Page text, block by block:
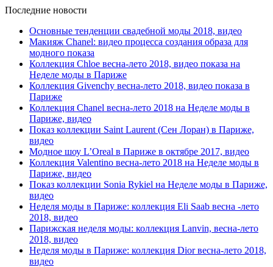
Последние новости
Основные тенденции свадебной моды 2018, видео
Макияж Chanel: видео процесса создания образа для
модного показа
Коллекция Chloe весна-лето 2018, видео показа на
Неделе моды в Париже
Коллекция Givenchy весна-лето 2018, видео показа в
Париже
Коллекция Chanel весна-лето 2018 на Неделе моды в
Париже, видео
Показ коллекции Saint Laurent (Сен Лоран) в Париже,
видео
Модное шоу L’Oreal в Париже в октябре 2017, видео
Коллекция Valentino весна-лето 2018 на Неделе моды в
Париже, видео
Показ коллекции Sonia Rykiel на Неделе моды в Париже,
видео
Неделя моды в Париже: коллекция Eli Saab весна -лето
2018, видео
Парижская неделя моды: коллекция Lanvin, весна-лето
2018, видео
Неделя моды в Париже: коллекция Dior весна-лето 2018,
видео